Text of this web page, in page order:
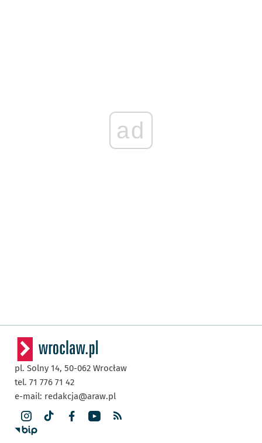
ad
pl. Solny 14, 50-062 Wrocław
tel. 71 776 71 42
e-mail: redakcja@araw.pl